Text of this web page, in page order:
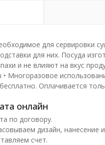
для сервировки
для них. Посуда
и не влияют на вкус
Многоразовое
Оплачивается
онлайн
по договору.
дизайн, нанесение
счет.